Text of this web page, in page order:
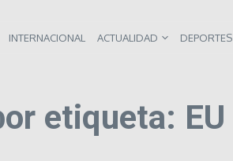
INTERNACIONAL ACTUALIDAD DEPORTES
etiqueta: EU